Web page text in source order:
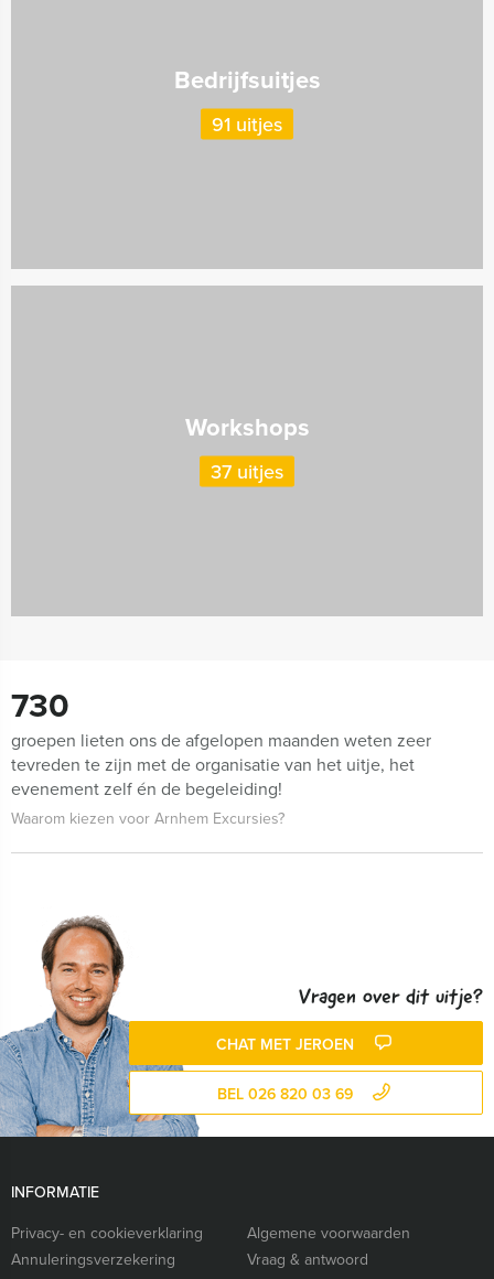
Bedrijfsuitjes
91 uitjes
Workshops
37 uitjes
730
groepen lieten ons de afgelopen maanden weten zeer
tevreden te zijn met de organisatie van het uitje, het
evenement zelf én de begeleiding!
Waarom kiezen voor Arnhem Excursies?
Vragen over dit uitje?
CHAT MET JEROEN
BEL 026 820 03 69
INFORMATIE
Privacy- en cookieverklaring
Algemene voorwaarden
Annuleringsverzekering
Vraag & antwoord